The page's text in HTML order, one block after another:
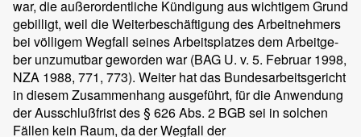
war, die außerordentliche Kündigung aus wichtigem Grund
gebilligt, weil die Weiterbeschäftigung des Arbeitnehmers
bei völligem Wegfall seines Arbeitsplatzes dem Arbeitge-
ber unzumutbar geworden war (BAG U. v. 5. Februar 1998,
NZA 1988, 771, 773). Weiter hat das Bundesarbeitsgericht
in diesem Zusammenhang ausgeführt, für die Anwendung
der Ausschlußfrist des § 626 Abs. 2 BGB sei in solchen
Fällen kein Raum, da der Wegfall der